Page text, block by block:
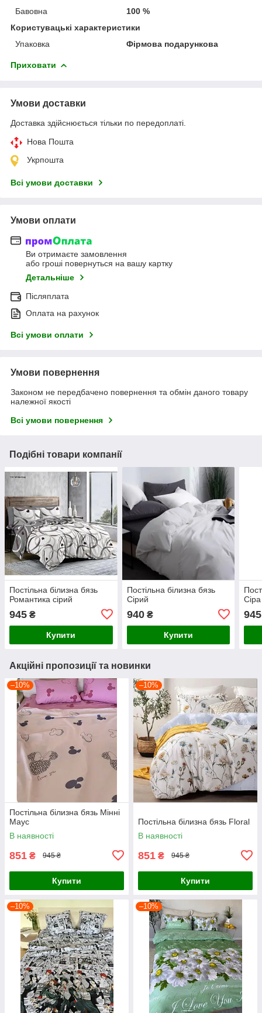
Бавовна
100 %
Користувацькі характеристики
Упаковка
Фірмова подарункова
Приховати
Умови доставки
Доставка здійснюється тільки по передоплаті.
Нова Пошта
Укрпошта
Всі умови доставки
Умови оплати
Ви отримаєте замовлення
або гроші повернуться на вашу картку
Детальніше
Післяплата
Оплата на рахунок
Всі умови оплати
Умови повернення
Законом не передбачено повернення та обмін даного товару
належної якості
Всі умови повернення
Подібні товари компанії
Постільна білизна бязь
Романтика сірий
945 ₴
Купити
Постільна білизна бязь
Сірий
940₴
Купити
945
Акційні пропозиції та новинки
–10%
Постільна білизна бязь Мінні
Маус
В наявності
851 ₴ 945 ₴
Купити
–10%
Постільна білизна бязь Floral
В наявності
851 ₴ 945 ₴
Купити
–10% –10%